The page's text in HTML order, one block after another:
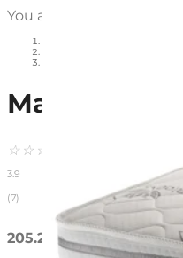
You are here:
Матрак
☆ ☆ ☆
3.9
(7)
205.20€– 458.40€